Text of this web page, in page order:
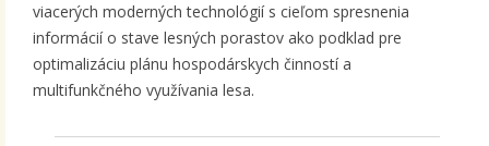
viacerých moderných technológií s cieľom spresnenia
informácií o stave lesných porastov ako podklad pre
optimalizáciu plánu hospodárskych činností a
multifunkčného využívania lesa.